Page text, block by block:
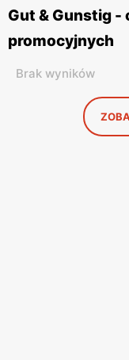
Gut & Gunstig -
promocyjnych
Brak wyników